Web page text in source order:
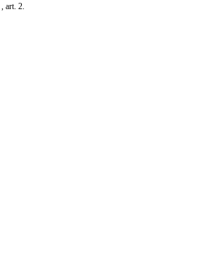
art. 2.